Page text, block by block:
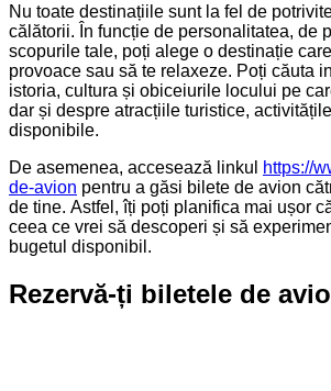
Nu toate destinațiile sunt la fel de
călătorii. În funcție de personalitatea, de
scopurile tale, poți alege o destinație
provoace sau să te relaxeze. Poți căuta
istoria, cultura și obiceiurile locului pe
dar și despre atracțiile turistice,
disponibile.
De asemenea, accesează linkul
https://
de-avion pentru a găsi bilete de avion
de tine. Astfel, îți poți planifica mai ușor
ceea ce vrei să descoperi și să
bugetul disponibil.
Rezervă-ți biletele de